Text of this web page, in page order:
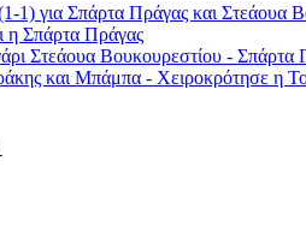
1) για Σπάρτα Πράγας και Στεάουα
η Σπάρτα Πράγας
Στεάουα Βουκουρεστίου -
και Μπάμπα - Χειροκρότησε η